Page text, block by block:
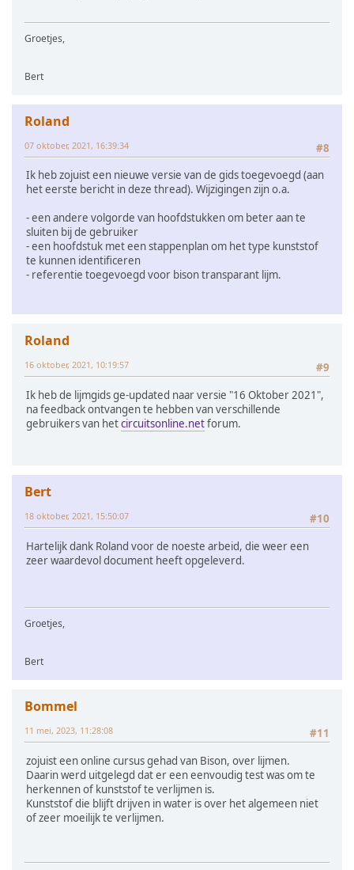
Groetjes,
Bert
Roland
#8
07 oktober, 2021, 16:39:34
Ik heb zojuist een nieuwe versie van de gids toegevoegd (aan
het eerste bericht in deze thread). Wijzigingen zijn o.a.
- een andere volgorde van hoofdstukken om beter aan te
sluiten bij de gebruiker
- een hoofdstuk met een stappenplan om het type kunststof
te kunnen identificeren
- referentie toegevoegd voor bison transparant lijm.
Roland
#9
16 oktober, 2021, 10:19:57
Ik heb de lijmgids ge-updated naar versie "16 Oktober 2021",
na feedback ontvangen te hebben van verschillende
gebruikers van hetcircuitsonline.netforum.
Bert
#10
18 oktober, 2021, 15:50:07
Hartelijk dank Roland voor de noeste arbeid, die weer een
zeer waardevol document heeft opgeleverd.
Groetjes,
Bert
Bommel
#11
11 mei, 2023, 11:28:08
zojuist een online cursus gehad van Bison, over lijmen.
Daarin werd uitgelegd dat er een eenvoudig test was om te
herkennen of kunststof te verlijmen is.
Kunststof die blijft drijven in water is over het algemeen niet
of zeer moeilijk te verlijmen.